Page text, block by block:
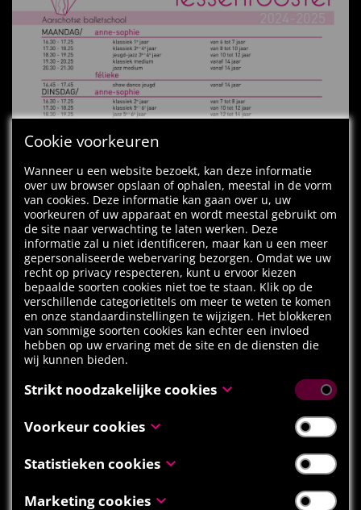
Cookie voorkeuren
Wanneer u een website bezoekt, kan deze informatie
over uw browser opslaan of ophalen, meestal in de vorm
van cookies. Deze informatie kan gaan over u, uw
voorkeuren of uw apparaat en wordt meestal gebruikt om
de site naar verwachting te laten werken. Deze
informatie zal u niet identificeren, maar kan u een meer
gepersonaliseerde webervaring bezorgen. Omdat we uw
recht op privacy respecteren, kunt u ervoor kiezen
bepaalde soorten cookies niet toe te staan. Klik op de
verschillende categorietitels om meer te weten te komen
en onze standaardinstellingen te wijzigen. Het blokkeren
van sommige soorten cookies kan echter een invloed
hebben op uw ervaring met de site en de diensten die
wij kunnen bieden.
Strikt noodzakelijke cookies
Deze cookies zijn noodzakelijk voor het functioneren van
de website en kunnen niet uitgeschakeld worden in onze
reactie op acties die door u werden ondernomen inzake
een verzoek om diensten, zoals het instellen van uw
formulieren. U kunt uw browser zo instellen dat u op de
Voorkeur cookies
Voorkeur cookies, ook gekend als “functionaliteitscookies”,
stellen een website in staat om keuzes die u in het
verkiest, voor welke regio u weerrapporten wenst te zien,
Statistieken cookies
Statistieken cookies, ook gekend als “prestatiecookies”,
Marketing cookies